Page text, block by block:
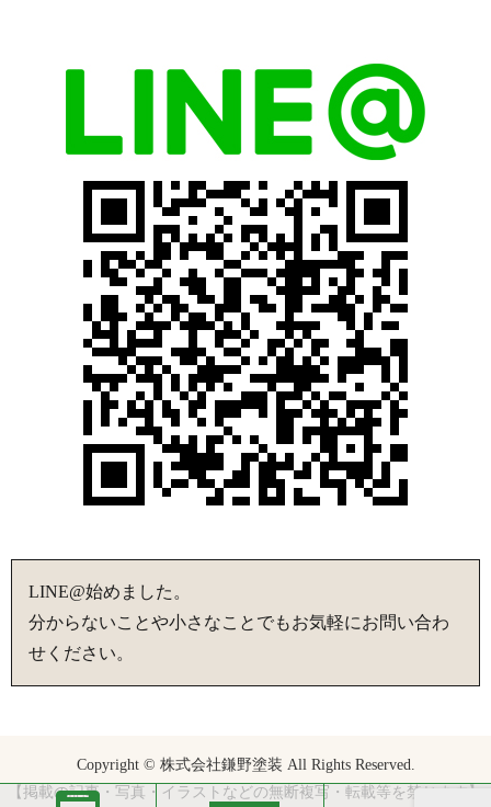
LINE@始めました。
分からないことや小さなことでもお気軽にお問い合わ
せください。
Copyright © 株式会社鎌野塗装 All Rights Reserved.
【掲載の記事・写真・イラストなどの無断複写・転載等を禁じます】